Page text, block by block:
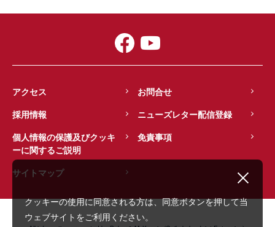
アクセス
お問合せ
採用情報
ニューズレター配信登録
個人情報の保護及びクッキ
ーに関するご説明
免責事項
サイトマップ
クッキーの使用に同意される方は、同意ボタンを押して当
ウェブサイトをご利用ください。